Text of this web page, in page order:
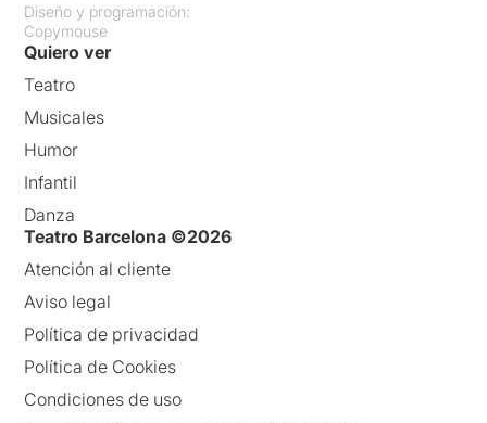
Diseño y programación:
Copymouse
Quiero ver
Teatro
Musicales
Humor
Infantil
Danza
Teatro Barcelona ©2026
Atención al cliente
Aviso legal
Política de privacidad
Política de Cookies
Condiciones de uso